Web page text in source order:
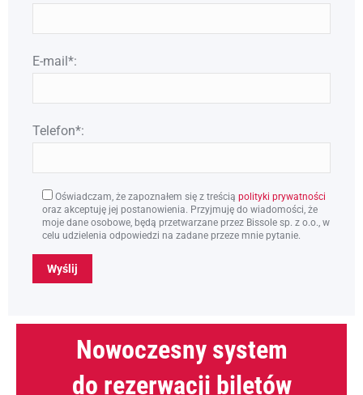
E-mail*:
Telefon*:
Oświadczam, że zapoznałem się z treścią polityki prywatności
oraz akceptuję jej postanowienia. Przyjmuję do wiadomości, że
moje dane osobowe, będą przetwarzane przez Bissole sp. z o.o., w
celu udzielenia odpowiedzi na zadane przeze mnie pytanie.
Nowoczesny system
do rezerwacji biletów